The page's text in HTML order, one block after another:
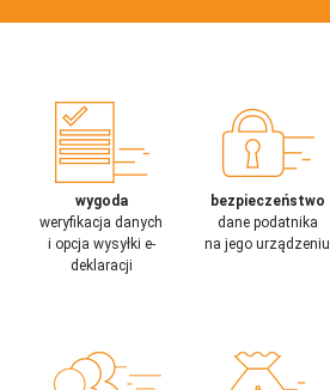
wygoda
weryfikacja danych
i opcja wysyłki e-
deklaracji
bezpieczeństwo
dane podatnika
na jego urządzeniu